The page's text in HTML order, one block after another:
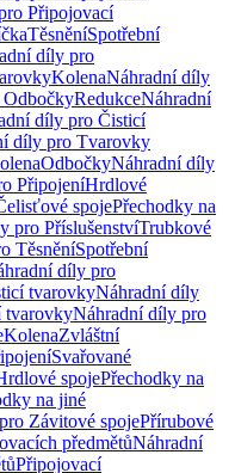
Připojovací
TěsněníSpotřební
díly pro
KolenaNáhradní díly
RedukceNáhradní
díly pro Čisticí
díly pro Tvarovky
OdbočkyNáhradní díly
PřipojeníHrdlové
spojePřechodky na
pro PříslušenstvíTrubkové
TěsněníSpotřební
díly pro
tvarovkyNáhradní díly
tvarovkyNáhradní díly pro
KolenaZvláštní
Svařované
spojePřechodky na
na jiné
Závitové spojePřírubové
předmětůNáhradní
Připojovací